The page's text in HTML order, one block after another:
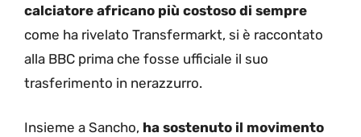
calciatore africano più costoso di sempre
come ha rivelato Transfermarkt, si è raccontato
alla BBC prima che fosse ufficiale il suo
trasferimento in nerazzurro.
Insieme a Sancho, ha sostenuto il movimento